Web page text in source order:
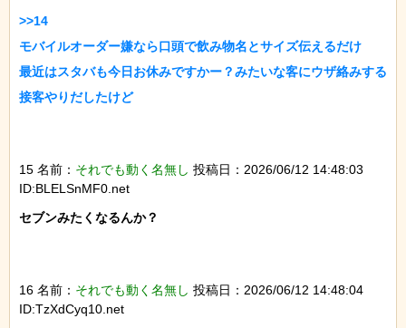
>>14
モバイルオーダー嫌なら口頭で飲み物名とサイズ伝えるだけ
最近はスタバも今日お休みですかー？みたいな客にウザ絡みする
接客やりだしたけど
15 名前： それでも動く名無し 投稿日：2026/06/12 14:48:03
ID:BLELSnMF0.net
セブンみたくなるんか？
16 名前： それでも動く名無し 投稿日：2026/06/12 14:48:04
ID:TzXdCyq10.net